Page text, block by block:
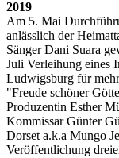
2019
Am 5. Mai
anlässlich der
Sänger Dani Suara
Juli Verleihung eines
Ludwigsburg für
"Freude schöner
Produzentin Esther
Kommissar Günter
Dorset a.k.a Mungo
Veröffentlichung